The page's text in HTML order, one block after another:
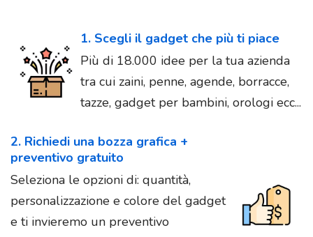
1. Scegli il gadget che più ti piace
Più di 18.000 idee per la tua azienda
tra cui zaini, penne, agende, borracce,
tazze, gadget per bambini, orologi ecc...
2. Richiedi una bozza grafica +
preventivo gratuito
Seleziona le opzioni di: quantità,
personalizzazione e colore del gadget
e ti invieremo un preventivo